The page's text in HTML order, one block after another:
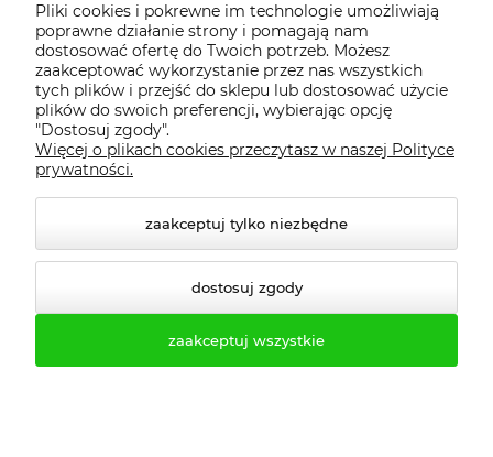
Dostawa - realizacja
Gwarancja i zwroty
Pomoc
Pliki cookies i pokrewne im technologie umożliwiają
poprawne działanie strony i pomagają nam
dostosować ofertę do Twoich potrzeb. Możesz
zaakceptować wykorzystanie przez nas wszystkich
tych plików i przejść do sklepu lub dostosować użycie
plików do swoich preferencji, wybierając opcję
"Dostosuj zgody".
Więcej o plikach cookies przeczytasz w naszej Polityce
prywatności.
zaakceptuj tylko niezbędne
dostosuj zgody
zaakceptuj wszystkie